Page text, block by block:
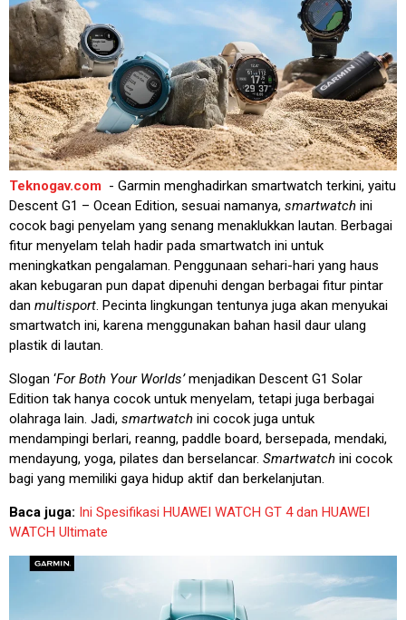
Teknogav.com - Garmin menghadirkan smartwatch terkini, yaitu
Descent G1 – Ocean Edition, sesuai namanya, smartwatch ini
cocok bagi penyelam yang senang menaklukkan lautan. Berbagai
fitur menyelam telah hadir pada smartwatch ini untuk
meningkatkan pengalaman. Penggunaan sehari-hari yang haus
akan kebugaran pun dapat dipenuhi dengan berbagai fitur pintar
dan multisport. Pecinta lingkungan tentunya juga akan menyukai
smartwatch ini, karena menggunakan bahan hasil daur ulang
plastik di lautan.
Slogan ‘For Both Your Worlds’menjadikan Descent G1 Solar
Edition tak hanya cocok untuk menyelam, tetapi juga berbagai
olahraga lain. Jadi, smartwatch ini cocok juga untuk
mendampingi berlari, reanng, paddle board, bersepada, mendaki,
mendayung, yoga, pilates dan berselancar. Smartwatch ini cocok
bagi yang memiliki gaya hidup aktif dan berkelanjutan.
Baca juga: Ini Spesifikasi HUAWEI WATCH GT 4 dan HUAWEI
WATCH Ultimate